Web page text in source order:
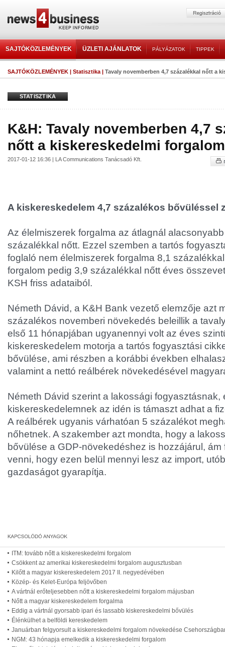
SAJTÓKÖZLEMÉNYEK ÜZLETI AJÁNLATOK PÁLYÁZATOK TIPPEK
SAJTÓKÖZLEMÉNYEK | Statisztika | Tavaly novemberben 4,7 százalékkal nőtt a
STATISZTIKA
K&H: Tavaly novemberben 4,7
nőtt a kiskereskedelmi forgalom
2017-01-12 16:36 | LA Communications Tanácsadó Kft.
A kiskereskedelem 4,7 százalékos bővüléssel
Az élelmiszerek forgalma az átlagnál
százalékkal nőtt. Ezzel szemben a tartós
foglaló nem élelmiszerek forgalma 8,1
forgalom pedig 3,9 százalékkal nőtt éves
KSH friss adataiból.
Németh Dávid, a K&H Bank vezető elemzője azt
százalékos novemberi növekedés beleillik a
első 11 hónapjában ugyanennyi volt az éves
kiskereskedelem motorja a tartós fogyasztási
bővülése, ami részben a korábbi években
valamint a nettó reálbérek növekedésével
Németh Dávid szerint a lakossági fogyasztásnak,
kiskereskedelemnek az idén is támaszt adhat a
A reálbérek ugyanis várhatóan 5 százalékot
nőhetnek. A szakember azt mondta, hogy a
bővülése a GDP-növekedéshez is hozzájárul,
venni, hogy ezen belül mennyi lesz az import,
gazdaságot gyarapítja.
ITM: tovább nőtt a kiskereskedelmi forgalom
Csökkent az amerikai kiskereskedelmi forgalom augusztusban
Kilőtt a magyar kiskereskedelem 2017 II. negyedévében
Közép- és Kelet-Európa feljövőben
A vártnál erőteljesebben nőtt a kiskereskedelmi forgalom májusban
Nőtt a magyar kiskereskedelem forgalma
Eddig a vártnál gyorsabb ipari és lassabb kiskereskedelmi bővülés
Élénkülhet a belföldi kereskedelem
Januárban felgyorsult a kiskereskedelmi forgalom növekedése
NGM: 43 hónapja emelkedik a kiskereskedelmi forgalom